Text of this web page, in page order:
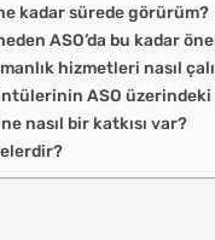
kadar sürede görürüm?
ASO’da bu kadar
hizmetleri nasıl
ASO
nasıl bir katkısı var?